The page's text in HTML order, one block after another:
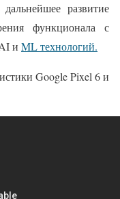
развитие
функционала с
и ML технологий.
Google Pixel 6 и